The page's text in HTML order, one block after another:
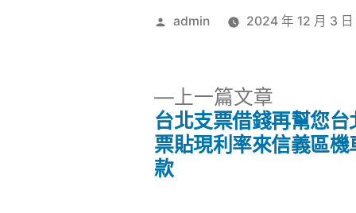
作
admin 2024 年 12 月 3 日
上一篇文章
一
篇
台北支票借錢再幫您台
票貼現利率來信義區機
款